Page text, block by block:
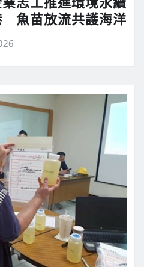
魚苗放流共護海洋